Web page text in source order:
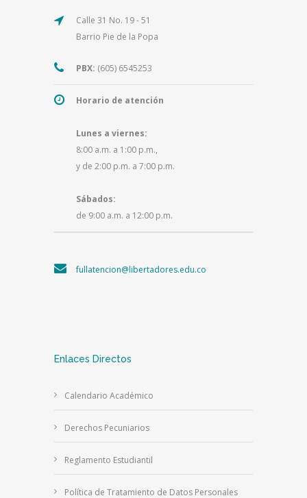
Calle 31 No. 19 - 51
Barrio Pie de la Popa
PBX: (605) 6545253
Horario de atención
Lunes a viernes:
8:00 a.m. a 1:00 p.m.,
y de 2:00 p.m. a 7:00 p.m.
Sábados:
de 9:00 a.m. a 12:00 p.m.
fullatencion@libertadores.edu.co
Enlaces Directos
Calendario Académico
Derechos Pecuniarios
Reglamento Estudiantil
Política de Tratamiento de Datos Personales